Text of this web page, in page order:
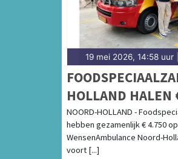
19 mei 2026, 14:58 uur
HOLLAND HALEN
STICHTING
NOORD-
NOORD-HOLLAND -
hebben gezamenlijk € 4.750
WensenAmbulance Noord-
voort [...]